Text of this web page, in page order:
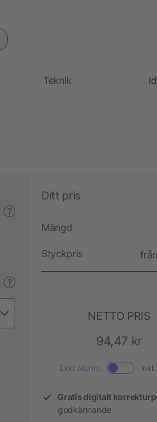
Teknik
?
?
Ditt pris
Mängd
Styckpris
NETTO PRIS
94,47 kr
Exkl. Moms.
Gratis digitalt
godkännande